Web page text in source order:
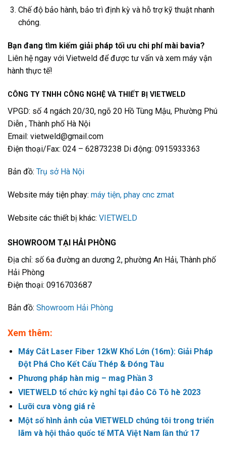
Chế độ bảo hành, bảo trì định kỳ và hỗ trợ kỹ thuật nhanh
chóng.
Bạn đang tìm kiếm giải pháp tối ưu chi phí mài bavia?
Liên hệ ngay với Vietweld để được tư vấn và xem máy vận
hành thực tế!
CÔNG TY TNHH CÔNG NGHỆ VÀ THIẾT BỊ VIETWELD
VPGD: số 4 ngách 20/30, ngõ 20 Hồ Tùng Mậu, Phường Phú
Diễn , Thành phố Hà Nội
Email: vietweld@gmail.com
Điện thoại/Fax: 024 – 62873238 Di động: 0915933363
Bản đồ: Trụ sở Hà Nội
Website máy tiện phay: máy tiện, phay cnc zmat
Website các thiết bị khác: VIETWELD
SHOWROOM TẠI HẢI PHÒNG
Địa chỉ: số 6a đường an dương 2, phường An Hải, Thành phố
Hải Phòng
Điện thoại: 0916703687
Bản đồ: Showroom Hải Phòng
Xem thêm:
Máy Cắt Laser Fiber 12kW Khổ Lớn (16m): Giải Pháp
Đột Phá Cho Kết Cấu Thép & Đóng Tàu
Phương pháp hàn mig – mag Phần 3
VIETWELD tổ chức kỳ nghỉ tại đảo Cô Tô hè 2023
Lưỡi cưa vòng giá rẻ
Một số hình ảnh của VIETWELD chúng tôi trong triển
lãm và hội thảo quốc tế MTA Việt Nam lần thứ 17